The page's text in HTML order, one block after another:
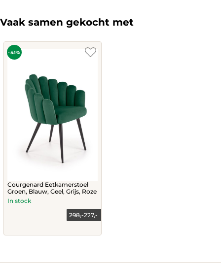
Vaak samen gekocht met
-41%
Courgenard Eetkamerstoel
Groen, Blauw, Geel, Grijs, Roze
298,-227,-
In stock
This
multiple